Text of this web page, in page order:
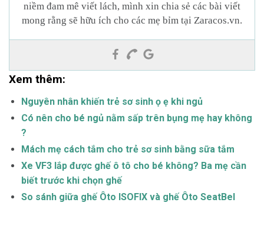
niềm đam mê viết lách, mình xin chia sẻ các bài viết
mong rằng sẽ hữu ích cho các mẹ bỉm tại Zaracos.vn.
Xem thêm:
Nguyên nhân khiến trẻ sơ sinh ọ ẹ khi ngủ
Có nên cho bé ngủ nằm sấp trên bụng mẹ hay không
?
Mách mẹ cách tắm cho trẻ sơ sinh bằng sữa tắm
Xe VF3 lắp được ghế ô tô cho bé không? Ba mẹ cần
biết trước khi chọn ghế
So sánh giữa ghế Ôto ISOFIX và ghế Ôto SeatBel